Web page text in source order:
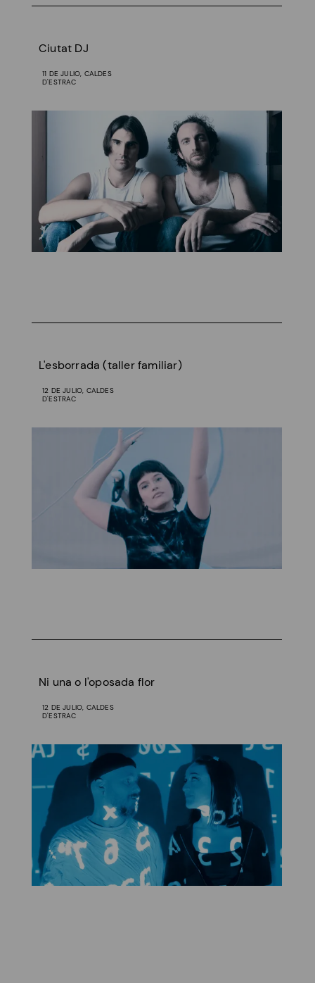
Ciutat DJ
11 DE JULIO, CALDES
D'ESTRAC
L'esborrada (taller familiar)
12 DE JULIO, CALDES
D'ESTRAC
Ni una o l'oposada flor
12 DE JULIO, CALDES
D'ESTRAC